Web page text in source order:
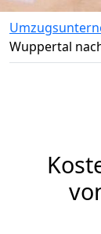
Wuppertal